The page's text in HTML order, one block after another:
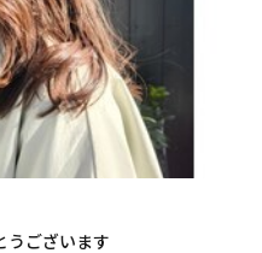
うございます
タッフ
英語対応美容室
縮毛矯正が得意
白髪ぼかしハイライト
しカラーとは
ナカラー
グカラー